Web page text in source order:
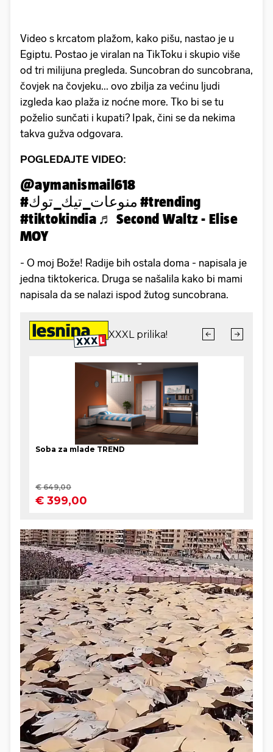
Video s krcatom plažom, kako pišu, nastao je u
Egiptu. Postao je viralan na TikToku i skupio više
od tri milijuna pregleda. Suncobran do suncobrana,
čovjek na čovjeku... ovo zbilja za većinu ljudi
izgleda kao plaža iz noćne more. Tko bi se tu
poželio sunčati i kupati? Ipak, čini se da nekima
takva gužva odgovara.
POGLEDAJTE VIDEO:
@aymanismail618
#منوعات_تيك_توك #trending
#tiktokindia ♬ Second Waltz - Elise
MOY
- O moj Bože! Radije bih ostala doma - napisala je
jedna tiktokerica. Druga se našalila kako bi mami
napisala da se nalazi ispod žutog suncobrana.